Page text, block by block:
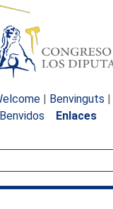
| Benvinguts |
Benvidos
Enlaces